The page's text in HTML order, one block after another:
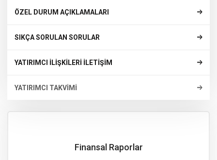
ÖZEL DURUM AÇIKLAMALARI
SIKÇA SORULAN SORULAR
YATIRIMCI İLİŞKİLERİ İLETİŞİM
YATIRIMCI TAKVİMİ
Finansal Raporlar